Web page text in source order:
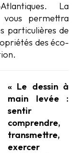
La
permettra
particulières de
des éco-
« Le dessin à
main levée :
sentir
comprendre,
transmettre,
exercer